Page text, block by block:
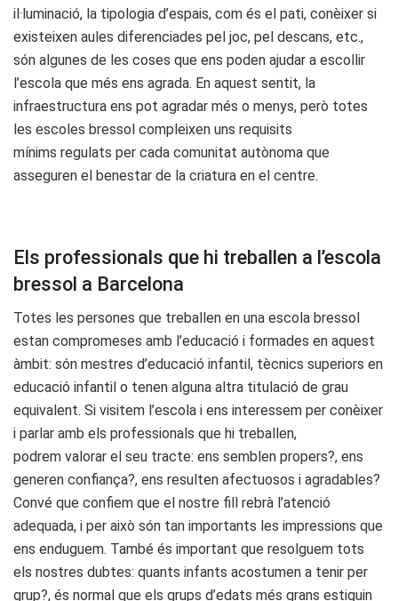
il·luminació, la tipologia d’espais, com és el pati, conèixer si
existeixen aules diferenciades pel joc, pel descans, etc.,
són algunes de les coses que ens poden ajudar a escollir
l’escola que més ens agrada. En aquest sentit, la
infraestructura ens pot agradar més o menys, però totes
les escoles bressol compleixen uns requisits
mínims regulats per cada comunitat autònoma que
asseguren el benestar de la criatura en el centre.
Els professionals que hi treballen a l’escola
bressol a Barcelona
Totes les persones que treballen en una escola bressol
estan compromeses amb l’educació i formades en aquest
àmbit: són mestres d’educació infantil, tècnics superiors en
educació infantil o tenen alguna altra titulació de grau
equivalent. Si visitem l’escola i ens interessem per conèixer
i parlar amb els professionals que hi treballen,
podrem valorar el seu tracte: ens semblen propers?, ens
generen confiança?, ens resulten afectuosos i agradables?
Convé que confiem que el nostre fill rebrà l’atenció
adequada, i per això són tan importants les impressions que
ens enduguem. També és important que resolguem tots
els nostres dubtes: quants infants acostumen a tenir per
grup?, és normal que els grups d’edats més grans estiguin